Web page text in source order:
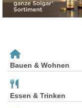
Bauen & Wohnen
Essen & Trinken